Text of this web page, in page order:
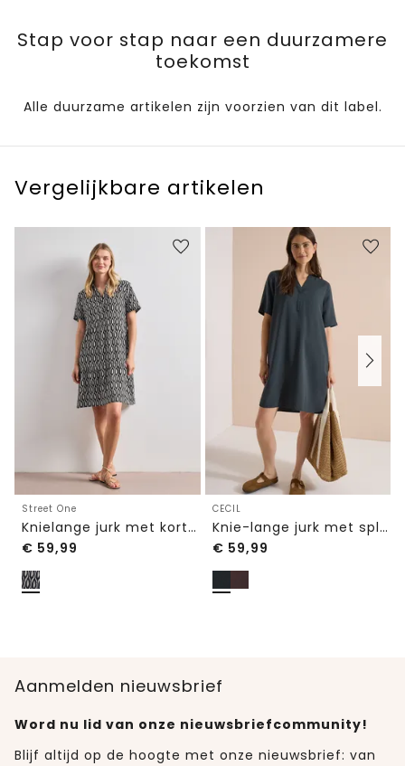
Stap voor stap naar een duurzamere
toekomst
Alle duurzame artikelen zijn voorzien van dit label.
Vergelijkbare artikelen
Street One
Knielange jurk met korte mouwen en print
€ 59,99
CECIL
Knie-lange jurk met split in de hals
€ 59,99
Aanmelden nieuwsbrief
Word nu lid van onze nieuwsbriefcommunity!
Blijf altijd op de hoogte met onze nieuwsbrief: van